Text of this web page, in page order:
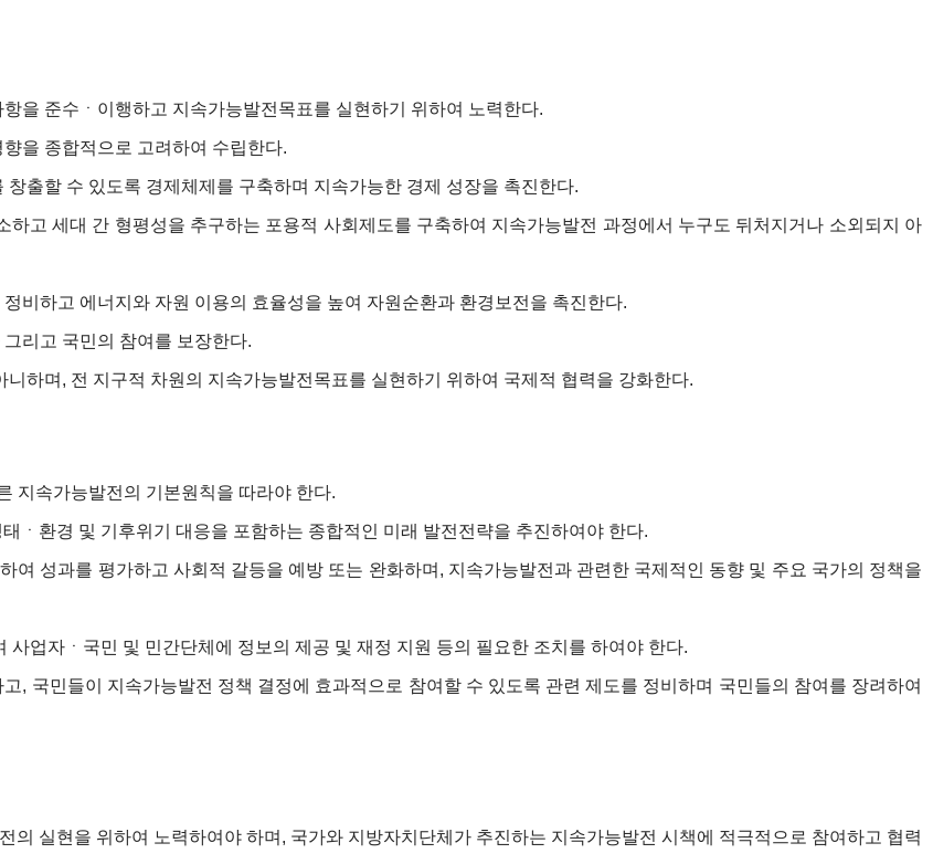
을 준수ㆍ이행하고 지속가능발전목표를 실현하기 위하여 노력한다.
을 종합적으로 고려하여 수립한다.
출할 수 있도록 경제체제를 구축하며 지속가능한 경제 성장을 촉진한다.
고 세대 간 형평성을 추구하는 포용적 사회제도를 구축하여 지속가능발전 과정에서 누구도 뒤처지거나 소외되지 아
비하고 에너지와 자원 이용의 효율성을 높여 자원순환과 환경보전을 촉진한다.
리고 국민의 참여를 보장한다.
하며, 전 지구적 차원의 지속가능발전목표를 실현하기 위하여 국제적 협력을 강화한다.
지속가능발전의 기본원칙을 따라야 한다.
ㆍ환경 및 기후위기 대응을 포함하는 종합적인 미래 발전전략을 추진하여야 한다.
성과를 평가하고 사회적 갈등을 예방 또는 완화하며, 지속가능발전과 관련한 국제적인 동향 및 주요 국가의 정책을
업자ㆍ국민 및 민간단체에 정보의 제공 및 재정 지원 등의 필요한 조치를 하여야 한다.
국민들이 지속가능발전 정책 결정에 효과적으로 참여할 수 있도록 관련 제도를 정비하며 국민들의 참여를 장려하여
실현을 위하여 노력하여야 하며, 국가와 지방자치단체가 추진하는 지속가능발전 시책에 적극적으로 참여하고 협력